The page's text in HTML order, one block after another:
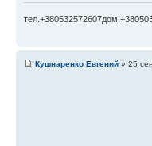
Кушнаренко Евгений » 25